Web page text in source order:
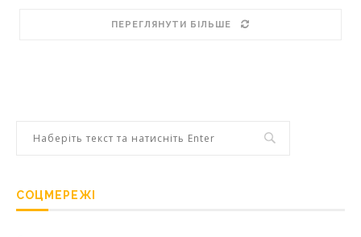
ПЕРЕГЛЯНУТИ БІЛЬШЕ
СОЦМЕРЕЖІ